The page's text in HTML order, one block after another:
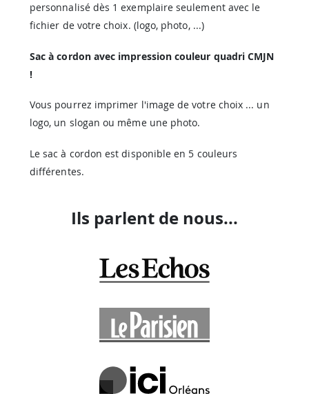
personnalisé dès 1 exemplaire seulement avec le
fichier de votre choix. (logo, photo, ...)
Sac à cordon avec impression couleur quadri CMJN
!
Vous pourrez imprimer l'image de votre choix ... un
logo, un slogan ou même une photo.
Le sac à cordon est disponible en 5 couleurs
différentes.
Ils parlent de nous...